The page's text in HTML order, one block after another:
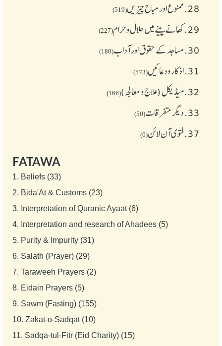
28. ممنوع اور مباح چیز یں(519)
29. کھانے پینے میں حلال و حرام(227)
30. مساجد کے حقوق اور آداب(180)
31. اذکار ودعائیں(573)
32. میڈیکل (علاج و معالجہ)(166)
33. دیگر متفرقات(50)
37. فتوی آن لائن(0)
FATAWA
1. Beliefs (33)
2. Bida'At & Customs (23)
3. Interpretation of Quranic Ayaat (6)
4. Interpretation and research of Ahadees (5)
5. Purity & Impurity (31)
6. Salath (Prayer) (29)
7. Taraweeh Prayers (2)
8. Eidain Prayers (5)
9. Sawm (Fasting) (155)
10. Zakat-o-Sadqat (10)
11. Sadqa-tul-Fitr (Eid Charity) (15)